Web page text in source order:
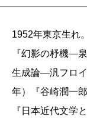
1952年東京生れ
『幻影の杼機―
生成論―汎フロ
年）『谷崎潤一
『日本近代文学